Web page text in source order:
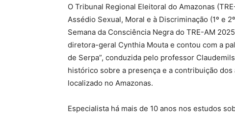
O Tribunal Regional Eleitoral do Amazonas
Assédio Sexual, Moral e à Discriminação (1º e
Semana da Consciência Negra do TRE-AM
diretora-geral Cynthia Mouta e contou com a
de Serpa”, conduzida pelo professor
histórico sobre a presença e a contribuição
localizado no Amazonas.
Especialista há mais de 10 anos nos estudos